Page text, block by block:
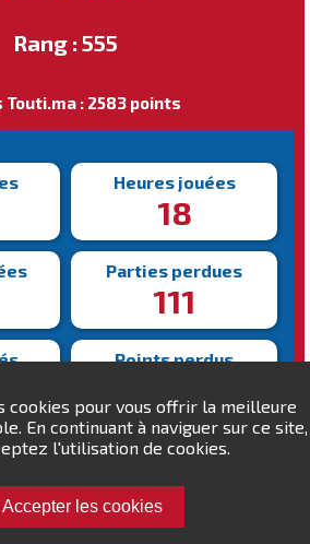
cookies pour vous offrir la meilleure
En continuant à naviguer sur ce site,
l'utilisation de cookies.
Accepter les cookies
Rang : 555
Touti.ma : 2583 points
Heures jouées
18
Parties perdues
111
Points perdus
Victoire la plus lente
823s